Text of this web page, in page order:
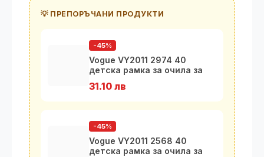
💡 ПРЕПОРЪЧАНИ ПРОДУКТИ
-45%
Vogue VY2011 2974 40
детска рамка за очила за
31.10 лв
-45%
Vogue VY2011 2568 40
детска рамка за очила за